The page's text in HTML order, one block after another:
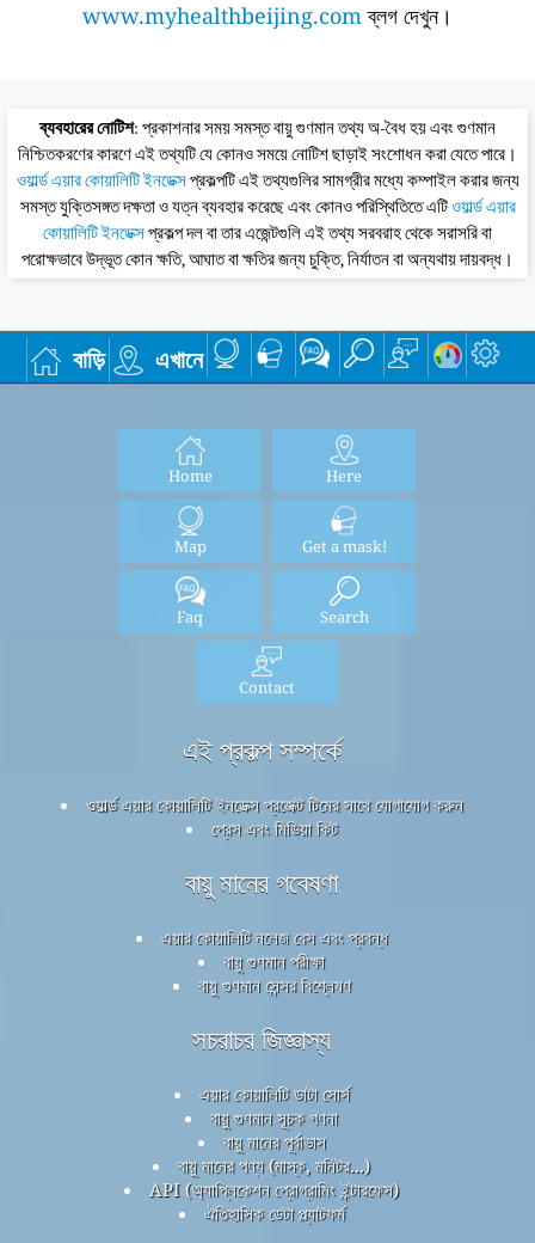
www.myhealthbeijing.comব্লগ দেখুন।
ব্যবহারের নোটিশ: প্রকাশনার সময় সমস্ত বায়ু গুণমান তথ্য অ-বৈধ হয় এবং গুণমান
নিশ্চিতকরণের কারণে এই তথ্যটি যে কোনও সময়ে নোটিশ ছাড়াই সংশোধন করা যেতে পারে।
ওয়ার্ল্ড এয়ার কোয়ালিটি ইনডেক্সপ্রকল্পটি এই তথ্যগুলির সামগ্রীর মধ্যে কম্পাইল করার জন্য
সমস্ত যুক্তিসঙ্গত দক্ষতা ও যত্ন ব্যবহার করেছে এবং কোনও পরিস্থিতিতে এটিওয়ার্ল্ড এয়ার
কোয়ালিটি ইনডেক্সপ্রকল্প দল বা তার এজেন্টগুলি এই তথ্য সরবরাহ থেকে সরাসরি বা
পরোক্ষভাবে উদ্ভূত কোন ক্ষতি, আঘাত বা ক্ষতির জন্য চুক্তি, নির্যাতন বা অন্যথায় দায়বদ্ধ।
বাড়ি এখানে
Home Here
Map Get a mask!
Faq Search
Contact
এই প্রকল্প সম্পর্কে
ওয়ার্ল্ড এয়ার কোয়ালিটি ইনডেক্স প্রজেক্ট টিমের সাথে যোগাযোগ করুন
প্রেস এবং মিডিয়া কিট
বায়ু মানের গবেষণা
এয়ার কোয়ালিটি নলেজ বেস এবং প্রবন্ধ
বায়ু গুণমান পরীক্ষা
বায়ু গুণমান সেন্সর বিশ্লেষণ
সচরাচর জিজ্ঞাস্য
এয়ার কোয়ালিটি ডাটা সোর্স
বায়ু গুণমান সূচক গণনা
বায়ু মানের পূর্বাভাস
বায়ু মানের পণ্য (মাস্ক, মনিটর...)
API (অ্যাপ্লিকেশন প্রোগ্রামিং ইন্টারফেস)
ঐতিহাসিক ডেটা প্ল্যাটফর্ম